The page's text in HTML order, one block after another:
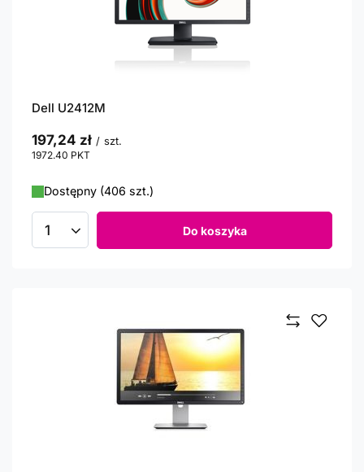
Dell U2412M
197,24 zł / szt.
1972.40 PKT
Dostępny (406 szt.)
Ilość produktów Do koszyka